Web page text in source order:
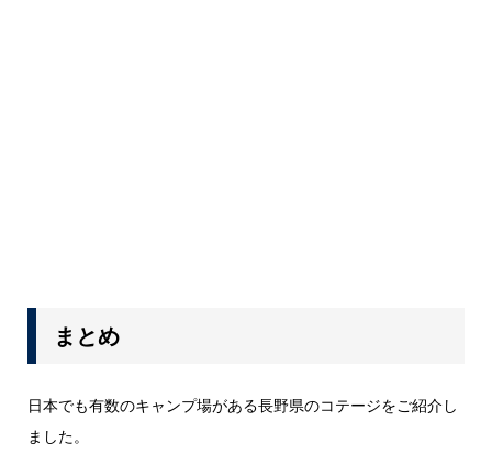
まとめ
日本でも有数のキャンプ場がある長野県のコテージをご紹介し
ました。